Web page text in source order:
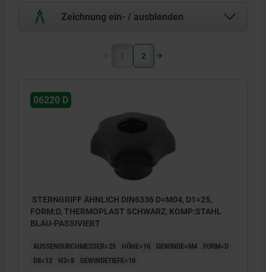
Zeichnung ein- / ausblenden
1 2
06220 D
STERNGRIFF ÄHNLICH DIN6336 D=M04, D1=25,
FORM:D, THERMOPLAST SCHWARZ, KOMP:STAHL
BLAU-PASSIVIERT
AUSSENDURCHMESSER=25 HÖHE=16 GEWINDE=M4
FORM=D
D8=12
H3=8 GEWINDETIEFE=10